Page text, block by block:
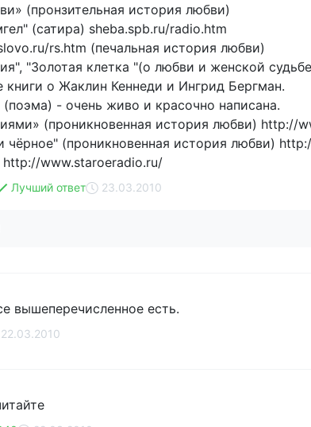
(пронзительная история любви)
(сатира) sheba.spb.ru/radio.htm
rs.htm (печальная история любви)
"Золотая клетка "(о любви и женской
книги о Жаклин Кеннеди и Ингрид Бергман.
- очень живо и красочно написана.
(проникновенная история любви) http://
чёрное" (проникновенная история любви)
www.staroeradio.ru/
Лучший ответ 23.03.2010
вышеперечисленное есть.
22.03.2010